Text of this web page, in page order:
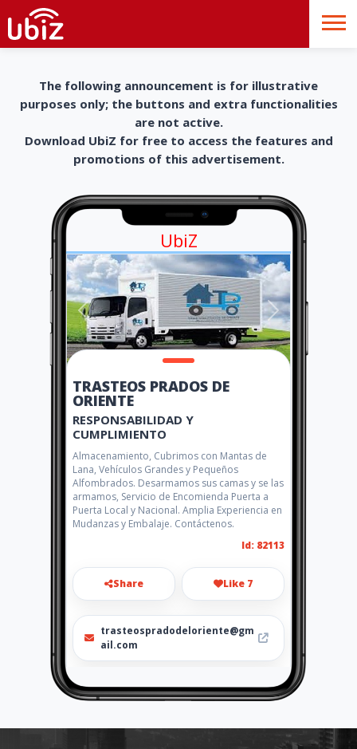
The following announcement is for illustrative
purposes only; the buttons and extra functionalities
are not active.
Download UbiZ for free to access the features and
promotions of this advertisement.
UbiZ
TRASTEOS PRADOS DE
ORIENTE
RESPONSABILIDAD Y
CUMPLIMIENTO
Almacenamiento, Cubrimos con Mantas de
Lana, Vehículos Grandes y Pequeños
Alfombrados. Desarmamos sus camas y se las
armamos, Servicio de Encomienda Puerta a
Puerta Local y Nacional. Amplia Experiencia en
Mudanzas y Embalaje. Contáctenos.
Id: 82113
Share Like 7
trasteospradodeloriente@gm
ail.com
3117362531
http://trasteospradosdeorien